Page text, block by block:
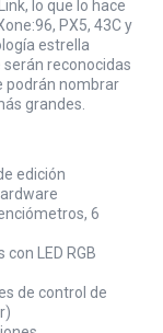
lo que lo hace
PX5, 43C y
estrella
reconocidas
podrán nombrar
grandes.
edición
6
LED RGB
de control de